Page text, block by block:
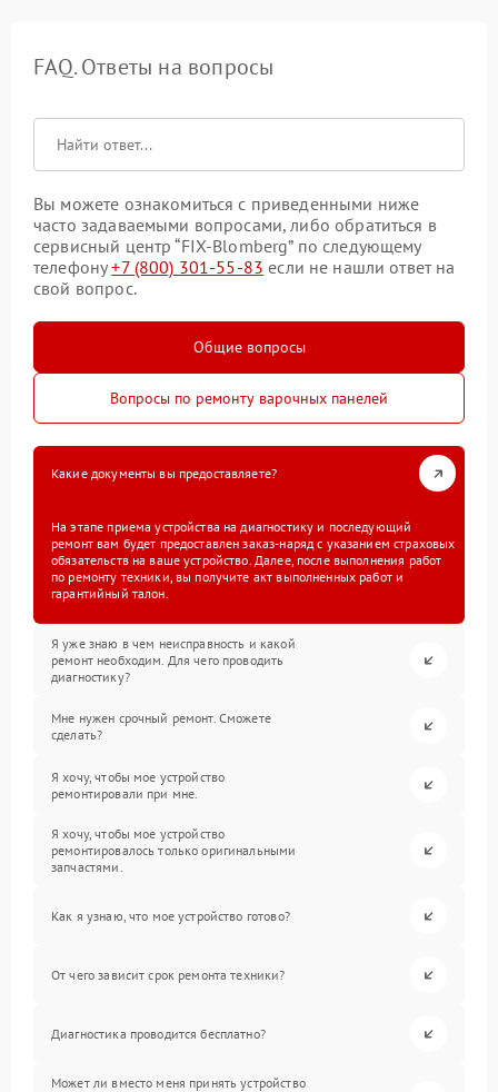
FAQ. Ответы на вопросы
Вы можете ознакомиться с приведенными ниже
часто задаваемыми вопросами, либо обратиться в
сервисный центр “FIX-Blomberg” по следующему
телефону+7 (800) 301-55-83 если не нашли ответ на
свой вопрос.
Общие вопросы
Вопросы по ремонту варочных панелей
Какие документы вы предоставляете?
На этапе приема устройства на диагностику и последующий
ремонт вам будет предоставлен заказ-наряд с указанием страховых
обязательств на ваше устройство. Далее, после выполнения работ
по ремонту техники, вы получите акт выполненных работ и
гарантийный талон.
Я уже знаю в чем неисправность и какой
ремонт необходим. Для чего проводить
диагностику?
Мне нужен срочный ремонт. Сможете
сделать?
Я хочу, чтобы мое устройство
ремонтировали при мне.
Я хочу, чтобы мое устройство
ремонтировалось только оригинальными
запчастями.
Как я узнаю, что мое устройство готово?
От чего зависит срок ремонта техники?
Диагностика проводится бесплатно?
Может ли вместо меня принять устройство